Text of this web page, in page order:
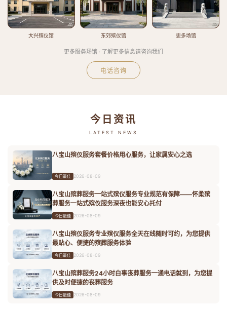
大兴殡仪馆 东郊殡仪馆 更多场馆
更多服务场馆 · 了解更多信息请咨询我们
电话咨询
今日资讯
LATEST NEWS
八宝山殡仪服务套餐价格用心服务，让家属安心之选
今日最佳 2026-08-09
八宝山殡葬服务一站式殡仪服务专业规范有保障——怀柔殡
葬服务一站式殡仪服务深夜也能安心托付
今日最佳 2026-08-09
八宝山殡仪服务专业殡仪服务全天在线随时可约，为您提供
最贴心、便捷的殡葬服务体验
今日最佳 2026-08-09
八宝山殡葬服务24小时白事丧葬服务一通电话就到，为您提
供及时便捷的丧葬服务
今日最佳 2026-08-09